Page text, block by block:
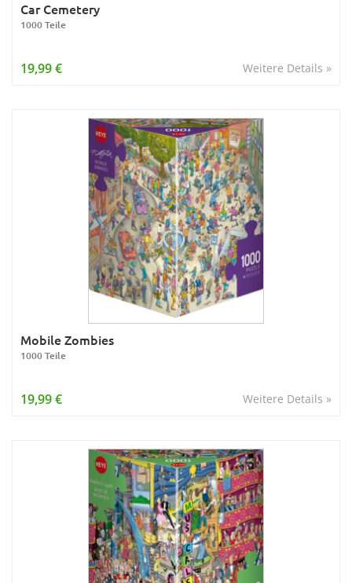
Car Cemetery
1000 Teile
Weitere Details »
19,99 €
Mobile Zombies
1000 Teile
Weitere Details »
19,99 €